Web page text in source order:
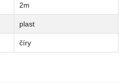
2m
plast
číry